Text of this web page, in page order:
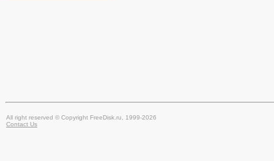
All right reserved © Copyright FreeDisk.ru, 1999-2026
Contact Us